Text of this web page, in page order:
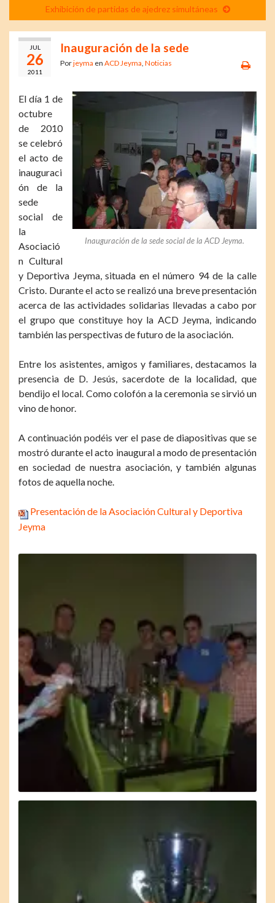
Exhibición de partidas de ajedrez simultáneas
JUL
26
2011
Inauguración de la sede
Porjeyma en ACD Jeyma Noticias
Inauguración de la sede social de la ACD Jeyma.
El día 1 de
octubre
de 2010
se celebró
el acto de
inauguraci
ón de la
sede
social de
la
Asociació
n Cultural
y Deportiva Jeyma, situada en el número 94 de la calle
Cristo. Durante el acto se realizó una breve presentación
acerca de las actividades solidarias llevadas a cabo por
el grupo que constituye hoy la ACD Jeyma, indicando
también las perspectivas de futuro de la asociación.
Entre los asistentes, amigos y familiares, destacamos la
presencia de D. Jesús, sacerdote de la localidad, que
bendijo el local. Como colofón a la ceremonia se sirvió un
vino de honor.
A continuación podéis ver el pase de diapositivas que se
mostró durante el acto inaugural a modo de presentación
en sociedad de nuestra asociación, y también algunas
fotos de aquella noche.
Presentación de la Asociación Cultural y Deportiva
Jeyma